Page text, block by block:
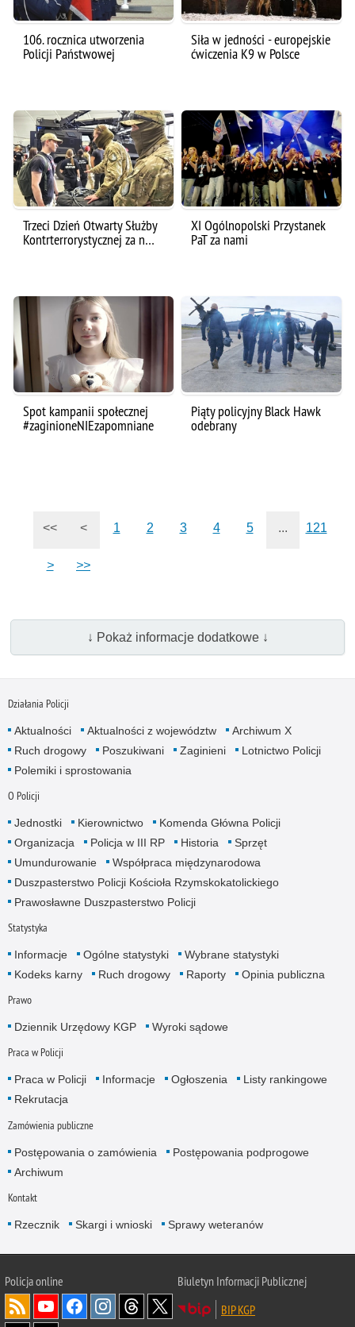
106. rocznica utworzenia
Policji Państwowej
Siła w jedności - europejskie
ćwiczenia K9 w Polsce
Trzeci Dzień Otwarty Służby
Kontrterrorystycznej za n…
XI Ogólnopolski Przystanek
PaT za nami
Spot kampanii społecznej
#zaginioneNIEzapomniane
Piąty policyjny Black Hawk
odebrany
<< < 1 2 3 4 5 ... 121
> >>
↓ Pokaż informacje dodatkowe ↓
Działania Policji
Aktualności Aktualności z województw
Archiwum X
Ruch drogowy
Poszukiwani Zaginieni
Lotnictwo Policji
Polemiki i sprostowania
O Policji
Jednostki Kierownictwo
Komenda Główna Policji
Organizacja
Policja w III RP Historia
Sprzęt
Umundurowanie
Współpraca międzynarodowa
Duszpasterstwo Policji Kościoła Rzymskokatolickiego
Prawosławne Duszpasterstwo Policji
Statystyka
Informacje Ogólne statystyki
Wybrane statystyki
Kodeks karny
Ruch drogowy Raporty Opinia publiczna
Prawo
Dziennik Urzędowy KGP Wyroki sądowe
Praca w Policji
Praca w Policji Informacje Ogłoszenia
Listy rankingowe
Rekrutacja
Zamówienia publiczne
Postępowania o zamówienia
Postępowania podprogowe
Archiwum
Kontakt
Rzecznik Skargi i wnioski Sprawy weteranów
Policjaonline
Biuletyn Informacji Publicznej
BIP KGP